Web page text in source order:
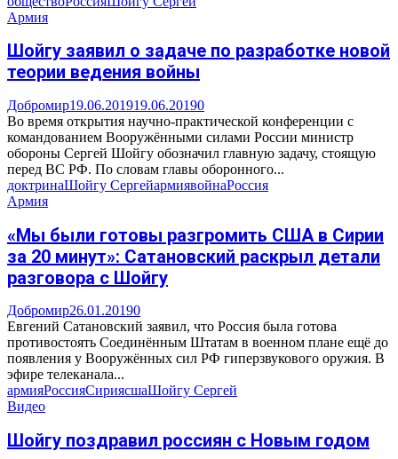
Армия
Шойгу заявил о задаче по разработке новой
теории ведения войны
Добромир19.06.201919.06.20190
Во время открытия научно-практической конференции с
командованием Вооружёнными силами России министр
обороны Сергей Шойгу обозначил главную задачу, стоящую
перед ВС РФ. По словам главы оборонного...
доктринаШойгу СергейармиявойнаРоссия
Армия
«Мы были готовы разгромить США в Сирии
за 20 минут»: Сатановский раскрыл детали
разговора с Шойгу
Добромир26.01.20190
Евгений Сатановский заявил, что Россия была готова
противостоять Соединённым Штатам в военном плане ещё до
появления у Вооружённых сил РФ гиперзвукового оружия. В
эфире телеканала...
армияРоссияСириясшаШойгу Сергей
Видео
Шойгу поздравил россиян с Новым годом